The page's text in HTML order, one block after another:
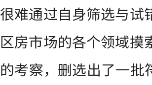
很难通过自身筛选与试
区房市场的各个领域摸
的考察，删选出了一批